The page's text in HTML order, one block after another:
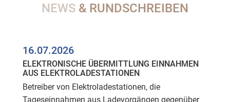
NEWS & RUNDSCHREIBEN
16.07.2026
ELEKTRONISCHE ÜBERMITTLUNG EINNAHMEN
AUS ELEKTROLADESTATIONEN
Betreiber von Elektroladestationen, die
Tageseinnahmen aus Ladevorgängen gegenüber